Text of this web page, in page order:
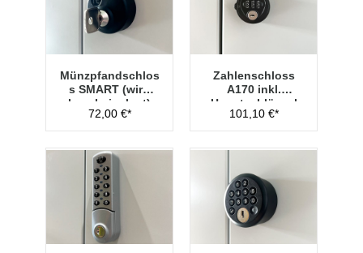
Münzpfandschlos
s SMART (wird
lose beigelegt)
72,00 €*
Zahlenschloss
A170 inkl.
Hauptschlüssel
Typ 1
101,10 €*